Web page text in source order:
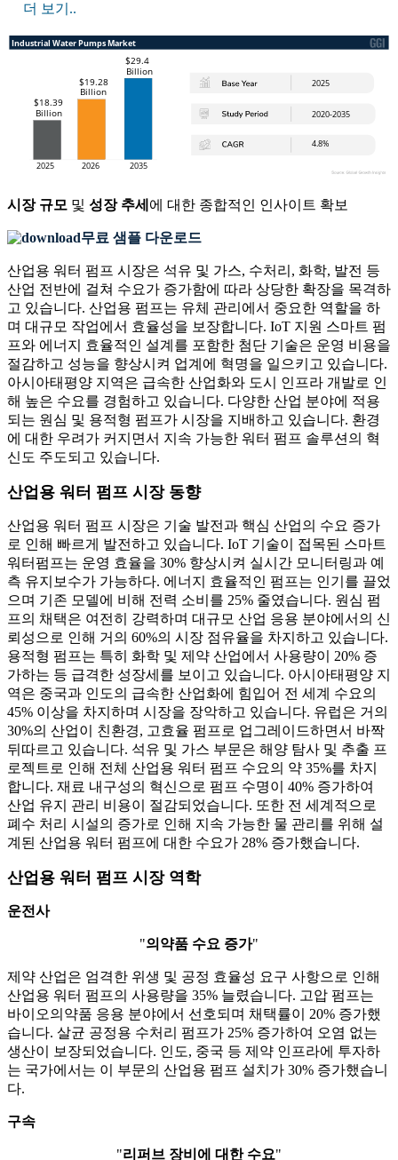
더 보기..
시장 규모 및 성장 추세 에 대한 종합적인 인사이트 확보
무료 샘플 다운로드
산업용 워터 펌프 시장은 석유 및 가스, 수처리, 화학, 발전 등
산업 전반에 걸쳐 수요가 증가함에 따라 상당한 확장을 목격하
고 있습니다. 산업용 펌프는 유체 관리에서 중요한 역할을 하
며 대규모 작업에서 효율성을 보장합니다. IoT 지원 스마트 펌
프와 에너지 효율적인 설계를 포함한 첨단 기술은 운영 비용을
절감하고 성능을 향상시켜 업계에 혁명을 일으키고 있습니다.
아시아태평양 지역은 급속한 산업화와 도시 인프라 개발로 인
해 높은 수요를 경험하고 있습니다. 다양한 산업 분야에 적용
되는 원심 및 용적형 펌프가 시장을 지배하고 있습니다. 환경
에 대한 우려가 커지면서 지속 가능한 워터 펌프 솔루션의 혁
신도 주도되고 있습니다.
산업용 워터 펌프 시장 동향
산업용 워터 펌프 시장은 기술 발전과 핵심 산업의 수요 증가
로 인해 빠르게 발전하고 있습니다. IoT 기술이 접목된 스마트
워터펌프는 운영 효율을 30% 향상시켜 실시간 모니터링과 예
측 유지보수가 가능하다. 에너지 효율적인 펌프는 인기를 끌었
으며 기존 모델에 비해 전력 소비를 25% 줄였습니다. 원심 펌
프의 채택은 여전히 ​​강력하며 대규모 산업 응용 분야에서의 신
뢰성으로 인해 거의 60%의 시장 점유율을 차지하고 있습니다.
용적형 펌프는 특히 화학 및 제약 산업에서 사용량이 20% 증
가하는 등 급격한 성장세를 보이고 있습니다. 아시아태평양 지
역은 중국과 인도의 급속한 산업화에 힘입어 전 세계 수요의
45% 이상을 차지하며 시장을 장악하고 있습니다. 유럽은 거의
30%의 산업이 친환경, 고효율 펌프로 업그레이드하면서 바짝
뒤따르고 있습니다. 석유 및 가스 부문은 해양 탐사 및 추출 프
로젝트로 인해 전체 산업용 워터 펌프 수요의 약 35%를 차지
합니다. 재료 내구성의 혁신으로 펌프 수명이 40% 증가하여
산업 유지 관리 비용이 절감되었습니다. 또한 전 세계적으로
폐수 처리 시설의 증가로 인해 지속 가능한 물 관리를 위해 설
계된 산업용 워터 펌프에 대한 수요가 28% 증가했습니다.
산업용 워터 펌프 시장 역학
운전사
"의약품 수요 증가"
제약 산업은 엄격한 위생 및 공정 효율성 요구 사항으로 인해
산업용 워터 펌프의 사용량을 35% 늘렸습니다. 고압 펌프는
바이오의약품 응용 분야에서 선호되며 채택률이 20% 증가했
습니다. 살균 공정용 수처리 펌프가 25% 증가하여 오염 없는
생산이 보장되었습니다. 인도, 중국 등 제약 인프라에 투자하
는 국가에서는 이 부문의 산업용 펌프 설치가 30% 증가했습니
다.
구속
"리퍼브 장비에 대한 수요"